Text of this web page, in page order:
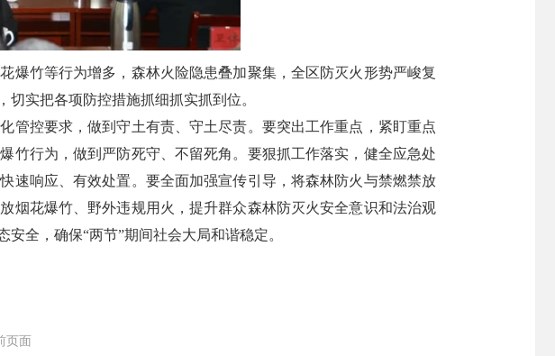
爆竹等行为增多，森林火险隐患叠加聚集，全区防灭火形势严峻复
实把各项防控措施抓细抓实抓到位。
管控要求，做到守土有责、守土尽责。要突出工作重点，紧盯重点
竹行为，做到严防死守、不留死角。要狠抓工作落实，健全应急处
速响应、有效处置。要全面加强宣传引导，将森林防火与禁燃禁放
烟花爆竹、野外违规用火，提升群众森林防灭火安全意识和法治观
全，确保“两节”期间社会大局和谐稳定。
页面